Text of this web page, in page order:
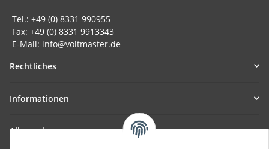
Tel.: +49 (0) 8331 990955
Fax: +49 (0) 8331 9913343
E-Mail: info@voltmaster.de
Rechtliches
Informationen
Allgemein